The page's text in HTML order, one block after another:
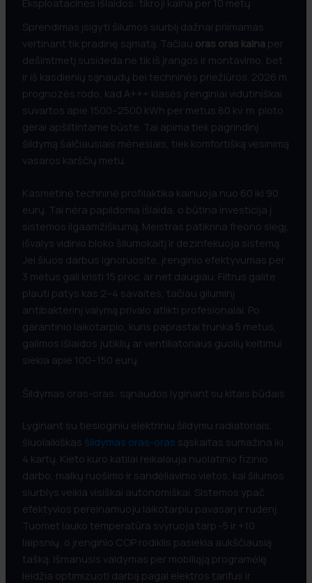
Pridėti nuotraukų ar projektą
Drag and Drop (or)Choose Files
Siųsti Užklausą
Sprendimas įsigyti šilumos siurblį dažnai priimamas
vertinant tik pradinę sąmatą. Tačiau oras oras kaina per
dešimtmetį susideda ne tik iš įrangos ir montavimo, bet
ir iš kasdienių sąnaudų bei techninės priežiūros. 2026 m.
prognozės rodo, kad A+++ klasės įrenginiai vidutiniškai
suvartos apie 1500–2500 kWh per metus 80 kv. m. ploto
gerai apšiltintame būste. Tai apima tiek pagrindinį
šildymą šalčiausiais mėnesiais, tiek komfortišką vėsinimą
vasaros karščių metu.
Kasmetinė techninė profilaktika kainuoja nuo 60 iki 90
eurų. Tai nėra papildoma išlaida, o būtina investicija į
sistemos ilgaamžiškumą. Meistras patikrina freono slėgį,
išvalys vidinio bloko šilumokaitį ir dezinfekuoja sistemą.
Jei šiuos darbus ignoruosite, įrenginio efektyvumas per
3 metus gali kristi 15 proc. ar net daugiau. Filtrus galite
plauti patys kas 2–4 savaites, tačiau giluminį
antibakterinį valymą privalo atlikti profesionalai. Po
garantinio laikotarpio, kuris paprastai trunka 5 metus,
galimos išlaidos jutiklių ar ventiliatoriaus guolių keitimui
siekia apie 100–150 eurų.
Šildymas oras-oras: sąnaudos lyginant su kitais būdais
Lyginant su tiesioginiu elektriniu šildymu radiatoriais,
šiuolaikiškas šildymas oras-oras sąskaitas sumažina iki
4 kartų. Kieto kuro katilai reikalauja nuolatinio fizinio
darbo, malkų ruošimo ir sandėliavimo vietos, kai šilumos
siurblys veikia visiškai autonomiškai. Sistemos ypač
efektyvios pereinamuoju laikotarpiu pavasarį ir rudenį.
Tuomet lauko temperatūra svyruoja tarp -5 ir +10
laipsnių, o įrenginio COP rodiklis pasiekia aukščiausią
tašką. Išmanusis valdymas per mobiliąją programėlę
leidžia optimizuoti darbą pagal elektros tarifus ir